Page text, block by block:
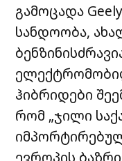
გამოცადა
სანდოობა,
ჰიბრიდები
რომ „ჯილი
ევროპის